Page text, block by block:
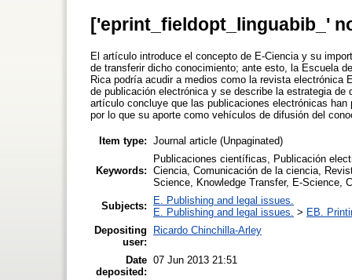
['eprint_fieldopt_linguabib_'
El artículo introduce el concepto de E-Ciencia y su
de transferir dicho conocimiento; ante esto, la Escuela
Rica podría acudir a medios como la revista electrónica
de publicación electrónica y se describe la estrategia
artículo concluye que las publicaciones electrónicas
por lo que su aporte como vehículos de difusión del
Item type: Journal article (Unpaginated)
Keywords:
Publicaciones científicas, Publicación
Ciencia, Comunicación de la ciencia,
Science, Knowledge Transfer, E-Science,
Subjects:
E. Publishing and legal issues.
E. Publishing and legal issues. > EB.
Depositing
user:
Ricardo Chinchilla-Arley
Date
deposited:
07 Jun 2013 21:51